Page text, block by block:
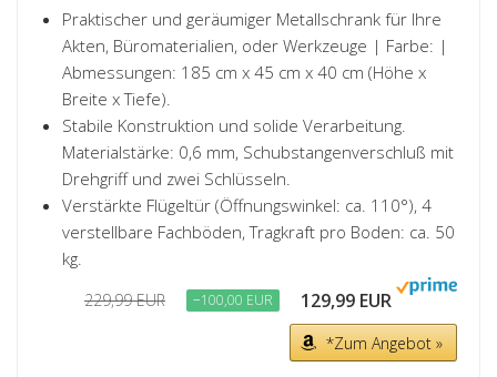
Praktischer und geräumiger Metallschrank für Ihre
Akten, Büromaterialien, oder Werkzeuge | Farbe: |
Abmessungen: 185 cm x 45 cm x 40 cm (Höhe x
Breite x Tiefe).
Stabile Konstruktion und solide Verarbeitung.
Materialstärke: 0,6 mm, Schubstangenverschluß mit
Drehgriff und zwei Schlüsseln.
Verstärkte Flügeltür (Öffnungswinkel: ca. 110°), 4
verstellbare Fachböden, Tragkraft pro Boden: ca. 50
kg.
229,99 EUR −100,00 EUR 129,99 EUR
*Zum Angebot »